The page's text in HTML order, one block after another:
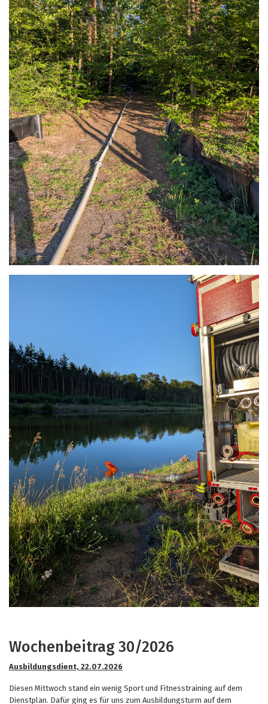
Wochenbeitrag 30/2026
Ausbildungsdient, 22.07.2026
Diesen Mittwoch stand ein wenig Sport und Fitnesstraining auf dem
Dienstplan. Dafür ging es für uns zum Ausbildungsturm auf dem